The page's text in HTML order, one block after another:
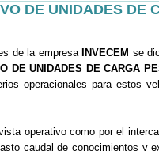
DE UNIDADES DE
de la empresaINVECEM se
DE UNIDADES DE CARGA
operacionales para estos
operativo como por el
caudal de conocimientos y